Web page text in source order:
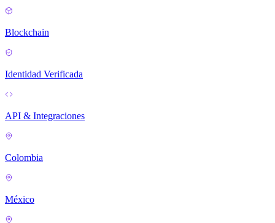
Blockchain
Identidad Verificada
API & Integraciones
Colombia
México